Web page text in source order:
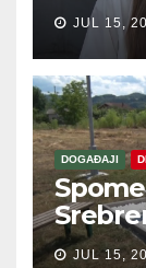
JUL 15,
DOGAĐAJI
JUL 15,